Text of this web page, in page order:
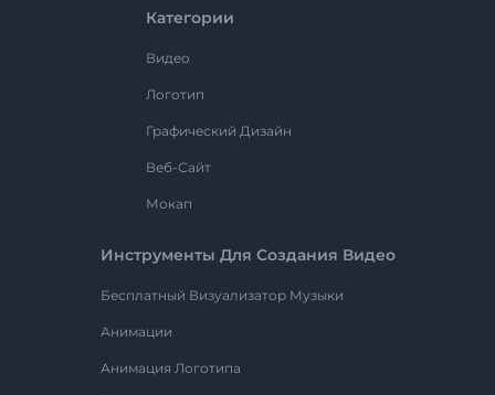
Категории
Видео
Логотип
Графический Дизайн
Веб-Сайт
Мокап
Инструменты Для Создания Видео
Бесплатный Визуализатор Музыки
Анимации
Анимация Логотипа